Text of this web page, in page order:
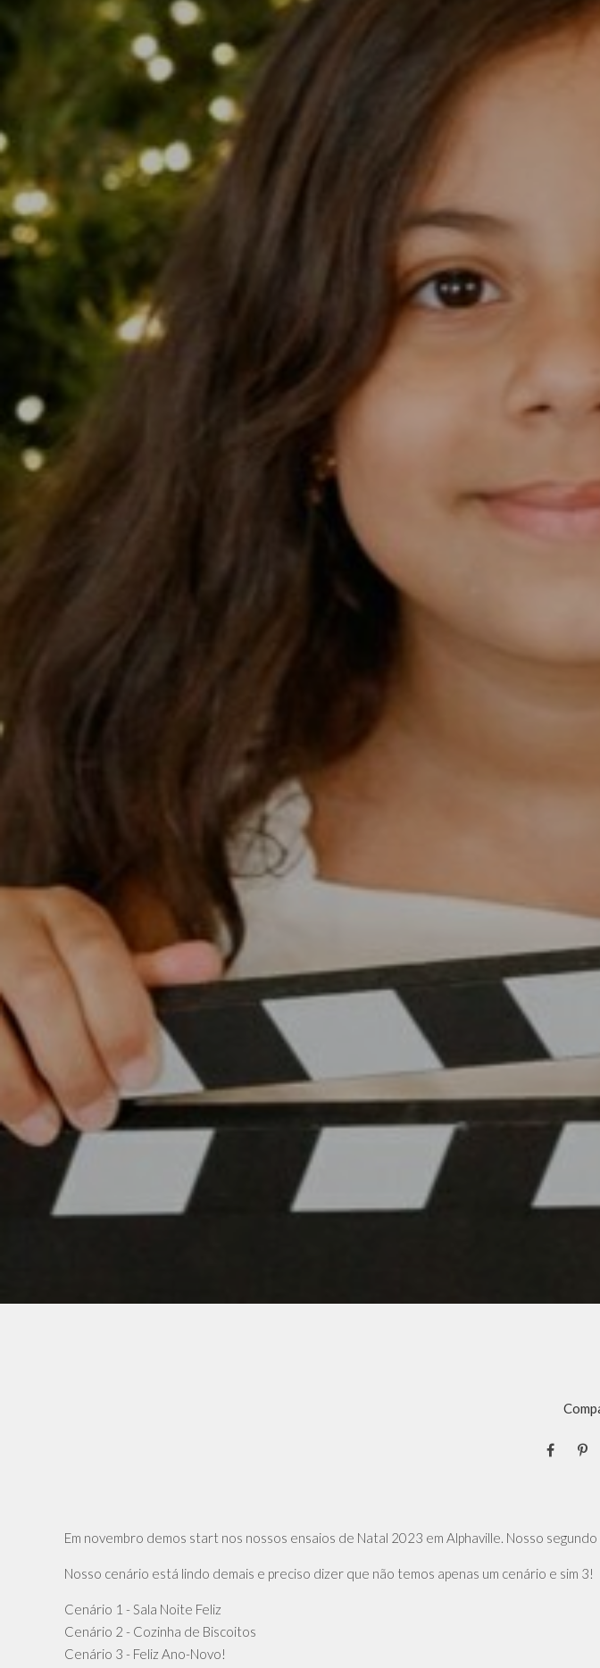
Em novembro demos start nos nossos ensaios de Natal 2023 em Alphaville. Nosso
Nosso cenário está lindo demais e preciso dizer que não temos apenas um cenário e sim 3!
Cenário 1 - Sala Noite Feliz
Cenário 2 - Cozinha de Biscoitos
Cenário 3 - Feliz Ano-Novo!